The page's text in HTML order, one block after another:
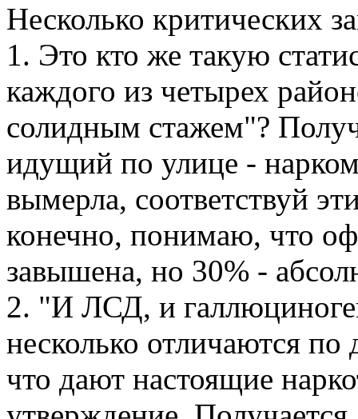
Несколько критических
1. Это кто же такую
каждого из четырех
солидным стажем"?
идущий по улице -
вымерла, соответствуй
конечно, понимаю, что
завышена, но 30% -
2. "И ЛСД, и
несколько отличаются по
что дают настоящие